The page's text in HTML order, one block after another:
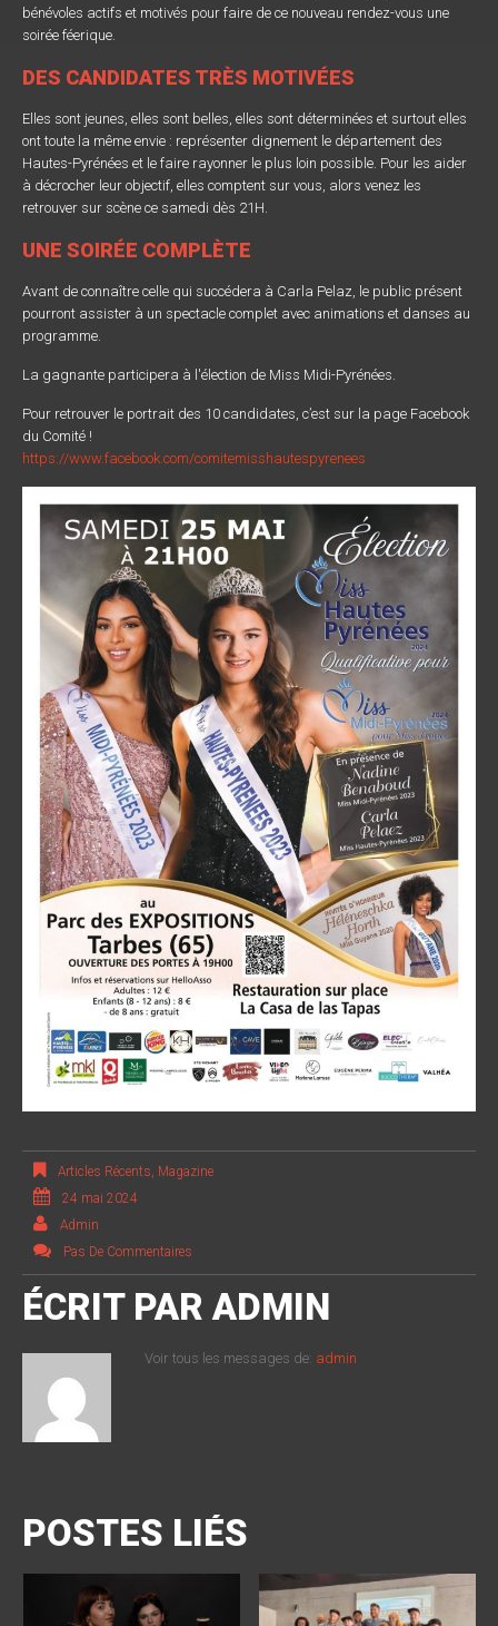
bénévoles actifs et motivés pour faire de ce nouveau rendez-vous une
soirée féerique.
DES CANDIDATES TRÈS MOTIVÉES
Elles sont jeunes, elles sont belles, elles sont déterminées et surtout elles
ont toute la même envie : représenter dignement le département des
Hautes-Pyrénées et le faire rayonner le plus loin possible. Pour les aider
à décrocher leur objectif, elles comptent sur vous, alors venez les
retrouver sur scène ce samedi dès 21H.
UNE SOIRÉE COMPLÈTE
Avant de connaître celle qui succédera à Carla Pelaz, le public présent
pourront assister à un spectacle complet avec animations et danses au
programme.
La gagnante participera à l'élection de Miss Midi-Pyrénées.
Pour retrouver le portrait des 10 candidates, c’est sur la page Facebook
du Comité !
https://www.facebook.com/comitemisshautespyrenees
Articles Récents, Magazine
24 mai 2024
Admin
Pas De Commentaires
ÉCRIT PAR ADMIN
Voir tous les messages de: admin
POSTES LIÉS